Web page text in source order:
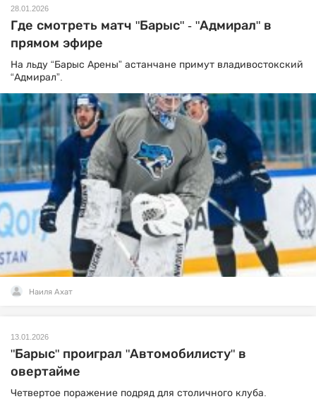
28.01.2026
Где смотреть матч "Барыс" - "Адмирал" в
прямом эфире
На льду “Барыс Арены” астанчане примут владивостокский
“Адмирал”.
Наиля Ахат
13.01.2026
"Барыс" проиграл "Автомобилисту" в
овертайме
Четвертое поражение подряд для столичного клуба.